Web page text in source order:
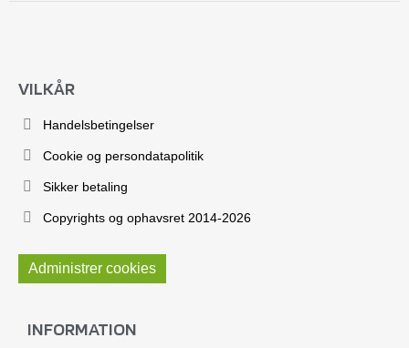
VILKÅR
Handelsbetingelser
Cookie og persondatapolitik
Sikker betaling
Copyrights og ophavsret 2014-2026
Administrer cookies
INFORMATION